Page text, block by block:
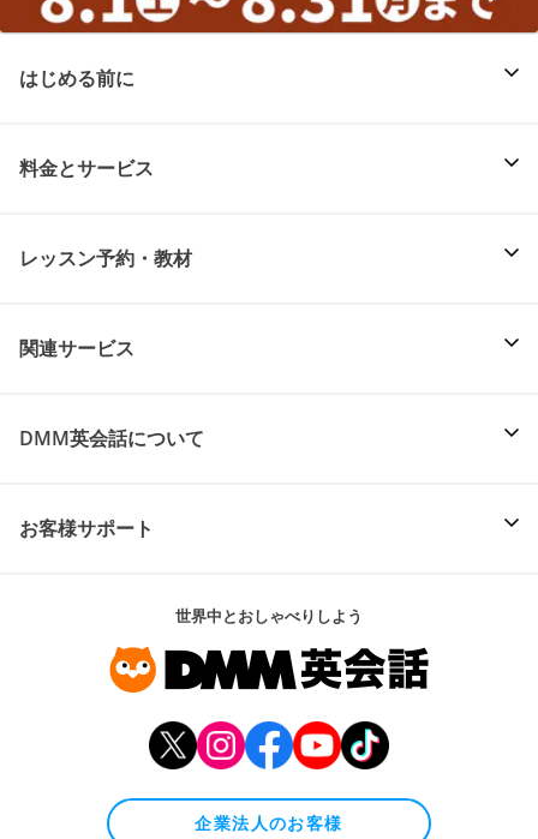
はじめる前に
料金とサービス
レッスン予約・教材
関連サービス
DMM英会話について
お客様サポート
世界中とおしゃべりしよう
企業法人のお客様